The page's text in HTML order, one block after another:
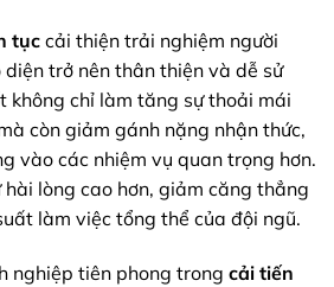
tục cải thiện trải nghiệm người
trở nên thân thiện và dễ sử
không chỉ làm tăng sự thoải mái
còn giảm gánh nặng nhận thức,
vào các nhiệm vụ quan trọng hơn.
lòng cao hơn, giảm căng thẳng
làm việc tổng thể của đội ngũ.
nghiệp tiên phong trong cải tiến